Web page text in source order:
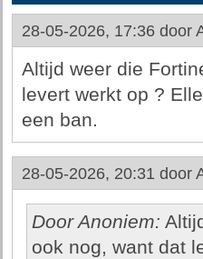
28-05-2026, 17:36 door
Altijd weer die
levert werkt op ?
een ban.
28-05-2026, 20:31 door
Door Anoniem:
ook nog, want dat